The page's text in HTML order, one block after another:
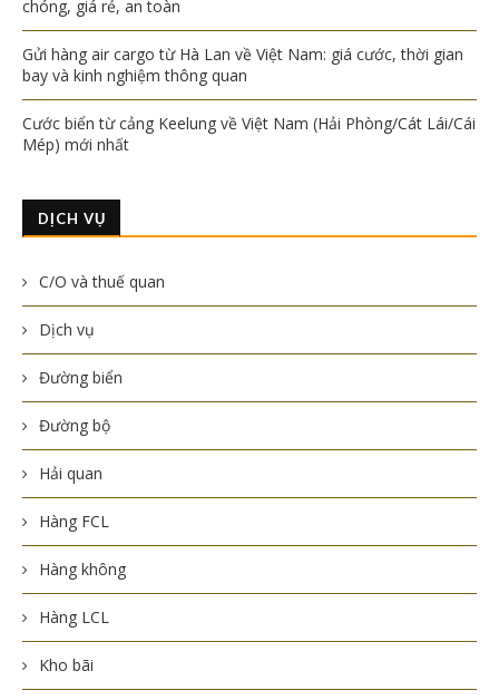
chóng, giá rẻ, an toàn
Gửi hàng air cargo từ Hà Lan về Việt Nam: giá cước, thời gian
bay và kinh nghiệm thông quan
Cước biển từ cảng Keelung về Việt Nam (Hải Phòng/Cát Lái/Cái
Mép) mới nhất
DỊCH VỤ
C/O và thuế quan
Dịch vụ
Đường biển
Đường bộ
Hải quan
Hàng FCL
Hàng không
Hàng LCL
Kho bãi